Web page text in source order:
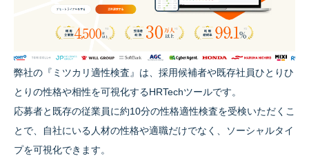
弊社の『ミツカリ適性検査』は、採用候補者や既存社員ひとりひ
とりの性格や相性を可視化するHRTechツールです。
応募者と既存の従業員に約10分の性格適性検査を受検いただくこ
とで、自社にいる人材の性格や適職だけでなく、ソーシャルタイ
プを可視化できます。